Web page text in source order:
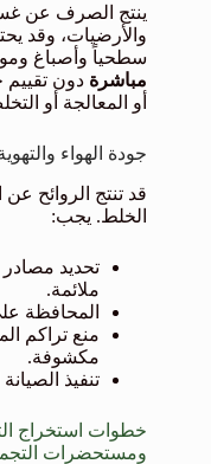
ينتج الصرف عن
والأرضيات، وقد
سطحياً وأصباغ
مباشرة دون تقييم
أو المعالجة أو
جودة الهواء
قد تنتج الروائح
الخلط. يجب:
تحديد
ملائمة.
المحافظة
منع تراكم
مكشوفة.
تنفيذ
خطوات استخراج
ومستحضرات